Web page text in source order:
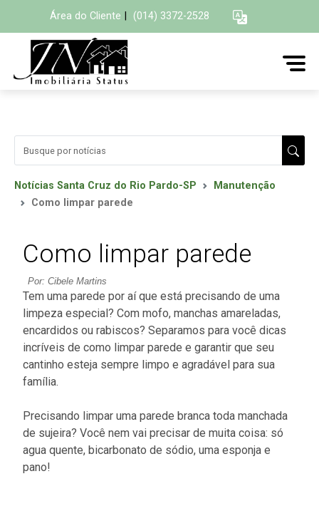
Área do Cliente (014) 3372-2528
Notícias Santa Cruz do Rio Pardo-SP
Manutenção
Como limpar parede
Como limpar parede
Por: Cibele Martins
Tem uma parede por aí que está precisando de uma
limpeza especial? Com mofo, manchas amareladas,
encardidos ou rabiscos? Separamos para você dicas
incríveis de como limpar parede e garantir que seu
cantinho esteja sempre limpo e agradável para sua
família.
Precisando limpar uma parede branca toda manchada
de sujeira? Você nem vai precisar de muita coisa: só
agua quente, bicarbonato de sódio, uma esponja e
pano!